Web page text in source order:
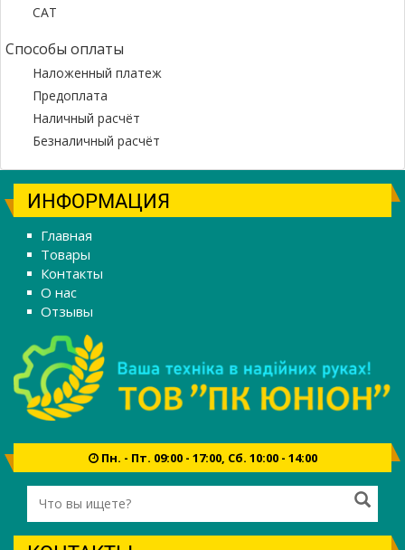
САТ
Способы оплаты
Наложенный платеж
Предоплата
Наличный расчёт
Безналичный расчёт
ИНФОРМАЦИЯ
Главная
Товары
Контакты
О нас
Отзывы
Пн. - Пт. 09:00 - 17:00, Сб. 10:00 - 14:00